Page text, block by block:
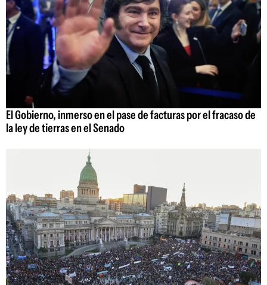
El Gobierno, inmerso en el pase de facturas por el fracaso de
la ley de tierras en el Senado